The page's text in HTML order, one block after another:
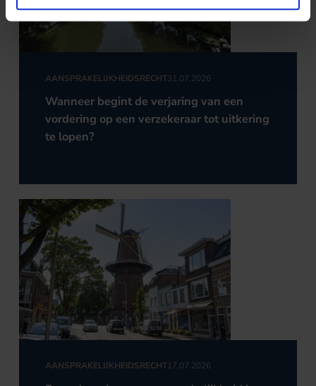
AANSPRAKELIJKHEIDSRECHT31.07.2026
Wanneer begint de verjaring van een
vordering op een verzekeraar tot uitkering
te lopen?
AANSPRAKELIJKHEIDSRECHT17.07.2026